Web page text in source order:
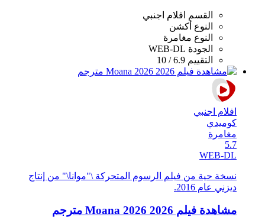
القسم
افلام اجنبي
النوع أكشن
النوع مغامرة
الجودة WEB-DL
التقييم 6.9 / 10
افلام اجنبي
كوميدي
مغامرة
5.7
WEB-DL
نسخة حية من فيلم الرسوم المتحركة \"موانا\" من إنتاج
ديزني عام 2016.
مشاهدة فيلم Moana 2026 2026 مترجم